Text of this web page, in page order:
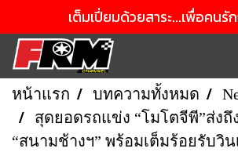
เต็มเปี่ยมด้วยสาระ...เพื่อคนรั
หน้าแรก บทความทั้งหมด
สุดยอดรถแข่ง “โมโตจีพี”​ส่งถึ
“สนามช้างฯ” พร้อมเต็มร้อยรับวิน